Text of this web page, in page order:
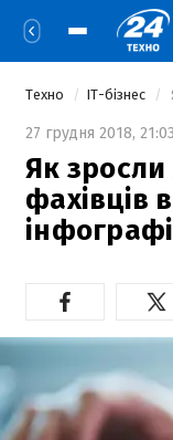
Техно IT-бізнес
27 грудня 2018, 21:03
Як
фахівців